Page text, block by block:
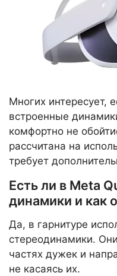
Многих интересует,
встроенные
комфортно не
рассчитана на
требует
Есть ли в Meta
динамики и как
Да, в гарнитуре
стереодинамики.
частях дужек и
не касаясь их.